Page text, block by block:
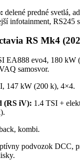
delené predné svetlá,
infotainment, RS245
RS Mk4
EA888 evo4, 180 kW
samosvor.
147 kW (200 k), 4×4.
(RS iV): 1.4 TSI +
kombi.
podvozok DCC,